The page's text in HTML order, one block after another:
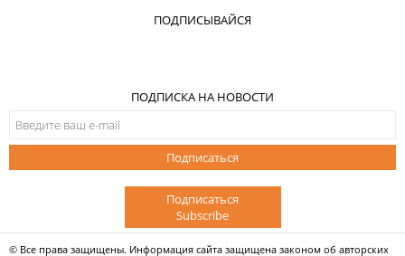
ПОДПИСЫВАЙСЯ
ПОДПИСКА НА НОВОСТИ
Подписаться
Подписаться
Subscribe
© Все права защищены. Информация сайта защищена законом об авторских